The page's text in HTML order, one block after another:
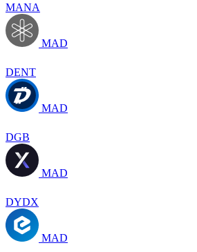
MANA
MAD
DENT
MAD
DGB
MAD
DYDX
MAD